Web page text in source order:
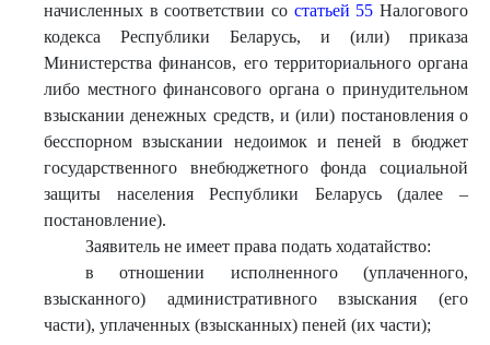
начисленных в соответствии со статьей 55 Налогового
кодекса Республики Беларусь, и (или) приказа
Министерства финансов, его территориального органа
либо местного финансового органа о принудительном
взыскании денежных средств, и (или) постановления о
бесспорном взыскании недоимок и пеней в бюджет
государственного внебюджетного фонда социальной
защиты населения Республики Беларусь (далее –
постановление).
Заявитель не имеет права подать ходатайство:
в отношении исполненного (уплаченного,
взысканного) административного взыскания (его
части), уплаченных (взысканных) пеней (их части);